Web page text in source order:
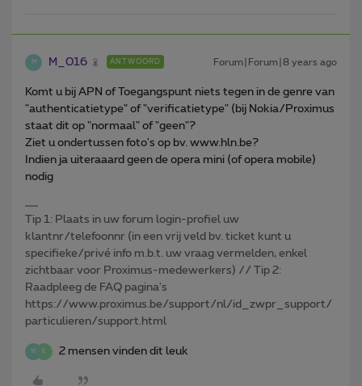
M M_016 ANTWOORD Forum|Forum|8 years ago
Komt u bij APN of Toegangspunt niets tegen in de genre van
"authenticatietype" of "verificatietype" (bij Nokia/Proximus
staat dit op "normaal" of "geen"?
Ziet u ondertussen foto's op bv. www.hln.be?
Indien ja uiteraaard geen de opera mini (of opera mobile)
nodig
Tip 1: Plaats in uw forum login-profiel uw
klantnr/telefoonnr (in een vrij veld bv. ticket kunt u
specifieke/privé info m.b.t. uw vraag vermelden, enkel
zichtbaar voor Proximus-medewerkers) // Tip 2:
Raadpleeg de FAQ pagina's
https://www.proximus.be/support/nl/id_zwpr_support/
particulieren/support.html
W E 2 mensen vinden dit leuk